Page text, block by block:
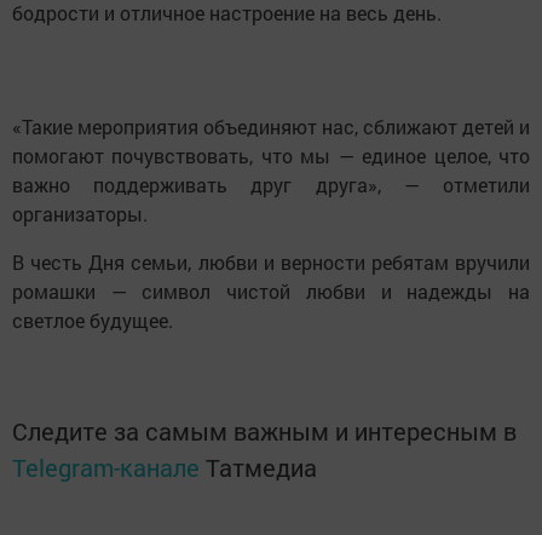
бодрости и отличное настроение на весь день.
«Такие мероприятия объединяют нас, сближают детей и
помогают почувствовать, что мы — единое целое, что
важно поддерживать друг друга», — отметили
организаторы.
В честь Дня семьи, любви и верности ребятам вручили
ромашки — символ чистой любви и надежды на
светлое будущее.
Следите за самым важным и интересным в
Telegram-канале Татмедиа